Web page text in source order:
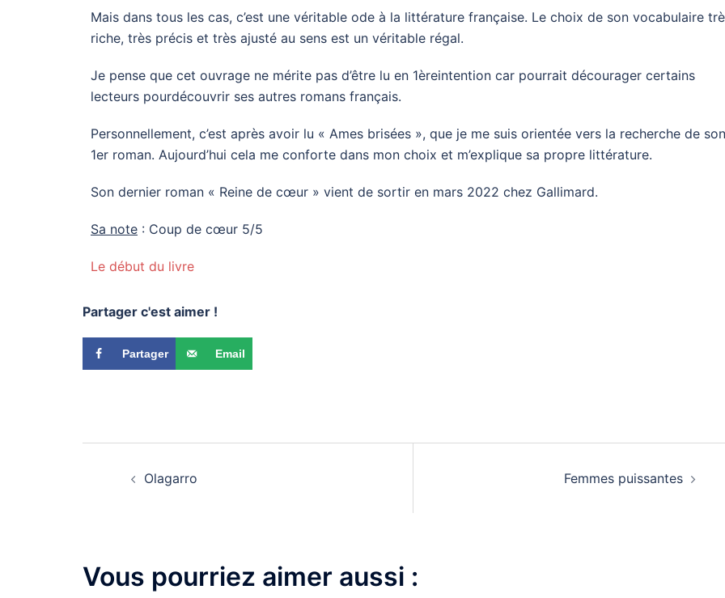
Mais dans tous les cas, c’est une véritable ode à la littérature française. Le choix de son vocabulaire
riche, très précis et très ajusté au sens est un véritable régal.
Je pense que cet ouvrage ne mérite pas d’être lu en 1èreintention car pourrait décourager certains
lecteurs pourdécouvrir ses autres romans français.
Personnellement, c’est après avoir lu « Ames brisées », que je me suis orientée vers la recherche de son
1er roman. Aujourd’hui cela me conforte dans mon choix et m’explique sa propre littérature.
Son dernier roman « Reine de cœur » vient de sortir en mars 2022 chez Gallimard.
Sa note : Coup de cœur 5/5
Le début du livre
Partager c'est aimer !
Partager Email
Olagarro Femmes puissantes
Vous pourriez aimer aussi :